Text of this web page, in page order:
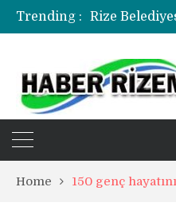
Trending :
Rize
Rize’de
Home 150 genç